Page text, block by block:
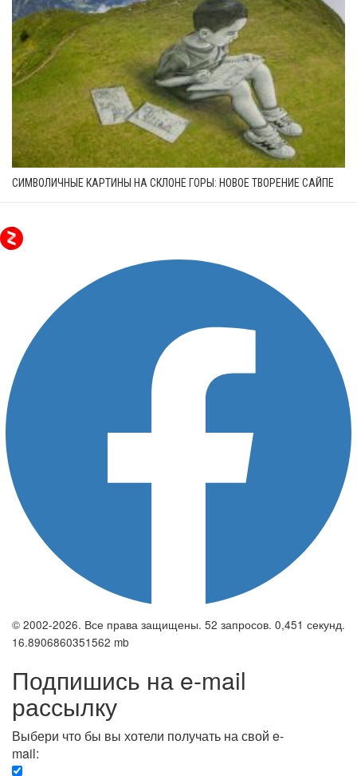
СИМВОЛИЧНЫЕ КАРТИНЫ НА СКЛОНЕ ГОРЫ: НОВОЕ ТВОРЕНИЕ САЙПЕ
© 2002-2026. Все права защищены. 52 запросов. 0,451 секунд.
16.8906860351562 mb
Подпишись на e-mail
рассылку
Выбери что бы вы хотели получать на свой e-
mail: